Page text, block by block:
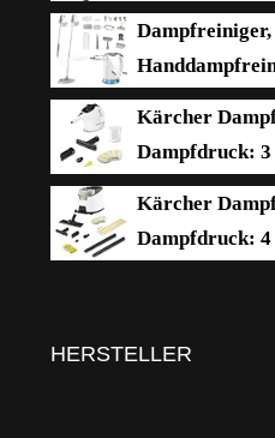
Dampfdruck:
6,5 min., Heizleistung:
Bodenreinigungsset
Dampfreiniger,
Aufheizung
Druck-
chemikalienfreier für
Reinigung von Böden,
Kärcher
Dampfdruck: 3
Leistung:
m², Tank: 200 ml, mit
Powerdüse, Mikrofaser-
Kärcher
Dampfdruck: 4
Mikrofaser-Überzug und
HERSTELLER